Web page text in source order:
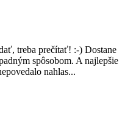
treba prečítať! :-) Dostane
spôsobom. A najlepšie
nahlas...